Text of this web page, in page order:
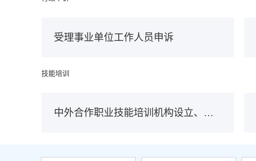
受理事业单位工作人员申诉
技能培训
中外合作职业技能培训机构设立、分立、合并、变更及终止审批